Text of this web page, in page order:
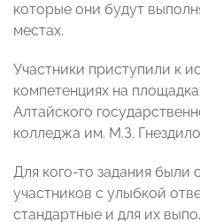
которые они будут
местах.
Участники приступили к
компетенциях на
Алтайского
колледжа им. М.З.
Для кого-то задания были
участников с улыбкой
стандартные и для их